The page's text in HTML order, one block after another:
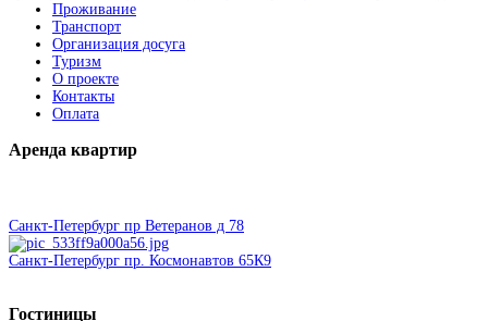
Проживание
Транспорт
Организация досуга
Туризм
О проекте
Контакты
Оплата
Аренда квартир
Санкт-Петербург пр Ветеранов д 78
Санкт-Петербург пр. Космонавтов 65К9
Гостиницы